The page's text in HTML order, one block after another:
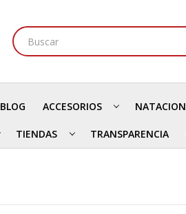
BLOG ACCESORIOS NATACION
TIENDAS TRANSPARENCIA